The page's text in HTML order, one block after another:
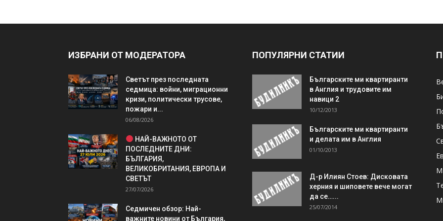
ИЗБРАНИ ОТ МОДЕРАТОРА
Светът през последната
седмица: войни, миграционни
кризи, политически трусове,
пожари и...
06/08/2026
НАЙ-ВАЖНОТО ОТ
ПОСЛЕДНИТЕ ДНИ:
БЪЛГАРИЯ,
ВЕЛИКОБРИТАНИЯ, ЕВРОПА И
СВЕТЪТ
27/07/2026
Седмичен обзор: Най-
важните новини от България,
ПОПУЛЯРНИ СТАТИИ
Българските ми квартиранти
в Англия и трудовите им
навици 2
10/12/2013
Българските ми квартиранти
и делата им в Англия
01/10/2013
Д-р Илиян Стоев: Дисковата
херния и шиповете вече могат
да се…...
25/07/2014